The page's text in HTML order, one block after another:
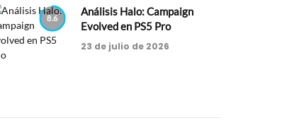
8.6
Análisis Halo: Campaign
Evolved en PS5 Pro
23 de julio de 2026